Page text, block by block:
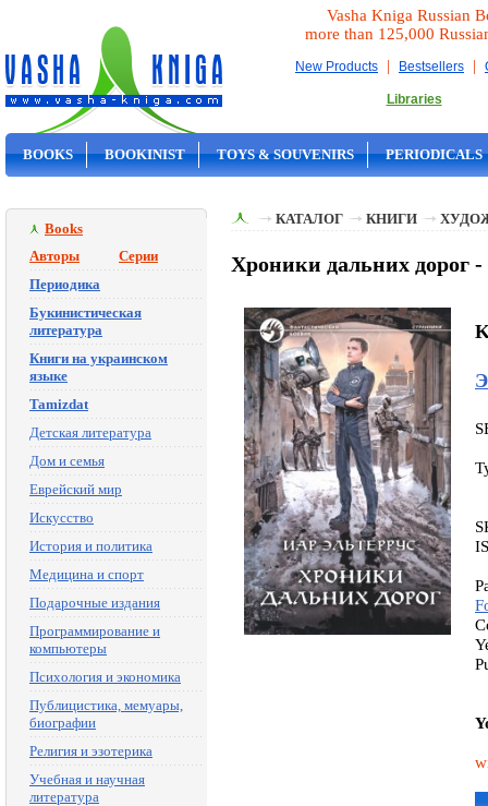
Vasha Kniga Russian
more than 125,000
New Products | Bestsellers |
Libraries
BOOKS BOOKINIST TOYS & SOUVENIRS PERIODICALS
Books
Авторы
Серии
Периодика
Букинистическая
литература
Книги на украинском
языке
Tamizdat
Детская литература
Дом и семья
Еврейский мир
Искусство
История и политика
Медицина и спорт
Подарочные издания
Программирование и
компьютеры
Психология и экономика
Публицистика, мемуары,
биографии
Религия и эзотерика
Учебная и научная
литература
КАТАЛОГ КНИГИ
Хроники дальних дорог